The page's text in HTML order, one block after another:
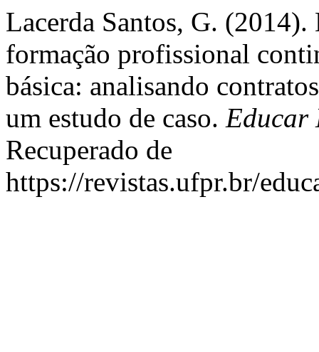
Lacerda Santos, G. (2014).
formação profissional
básica: analisando
um estudo de caso. Educar
Recuperado de
https://revistas.ufpr.br/